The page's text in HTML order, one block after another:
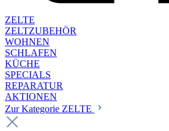
ZELTE
ZELTZUBEHÖR
WOHNEN
SCHLAFEN
KÜCHE
SPECIALS
REPARATUR
AKTIONEN
Zur Kategorie ZELTE